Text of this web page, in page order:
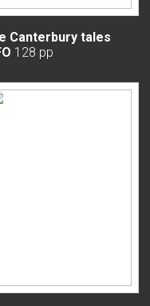
Canterbury tales
128 pp